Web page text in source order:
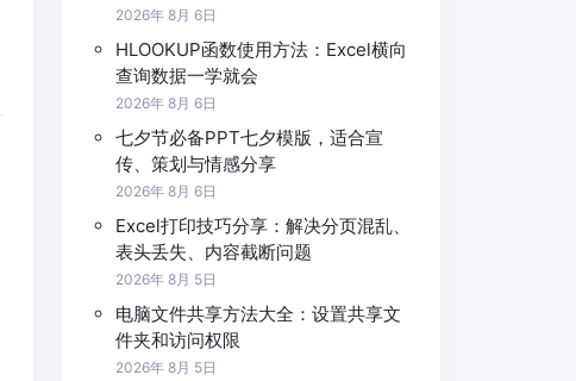
2026年 8月 6日
HLOOKUP函数使用方法：Excel横向
查询数据一学就会
2026年 8月 6日
七夕节必备PPT七夕模版，适合宣
传、策划与情感分享
2026年 8月 6日
Excel打印技巧分享：解决分页混乱、
表头丢失、内容截断问题
2026年 8月 5日
电脑文件共享方法大全：设置共享文
件夹和访问权限
2026年 8月 5日